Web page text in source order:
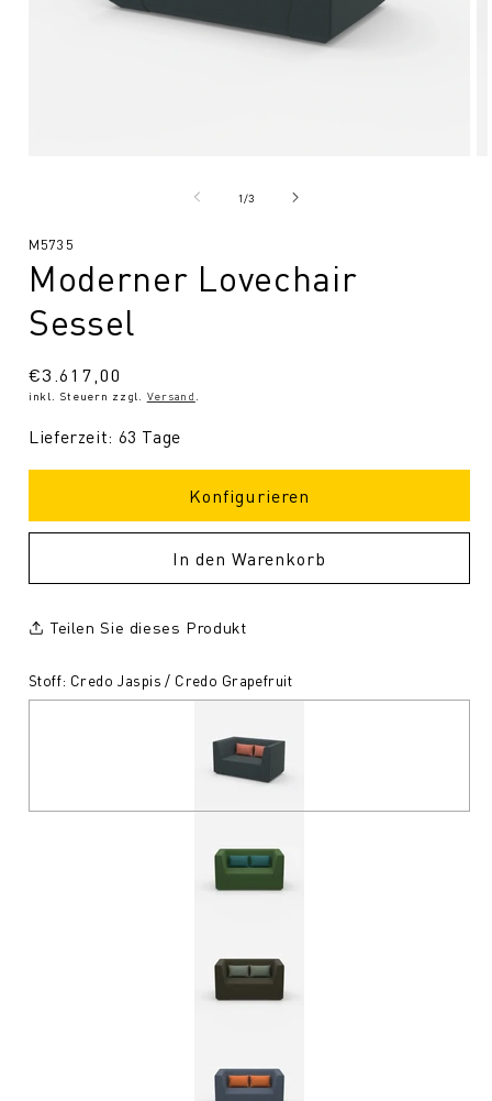
1/von
3
SKU:
M5735
Moderner Lovechair
Sessel
Normaler
Preis
€3.617,00
inkl. Steuern zzgl. Versand
Lieferzeit: 63 Tage
Konfigurieren
In den Warenkorb
Teilen Sie dieses Produkt
Stoff: Credo Jaspis / Credo Grapefruit